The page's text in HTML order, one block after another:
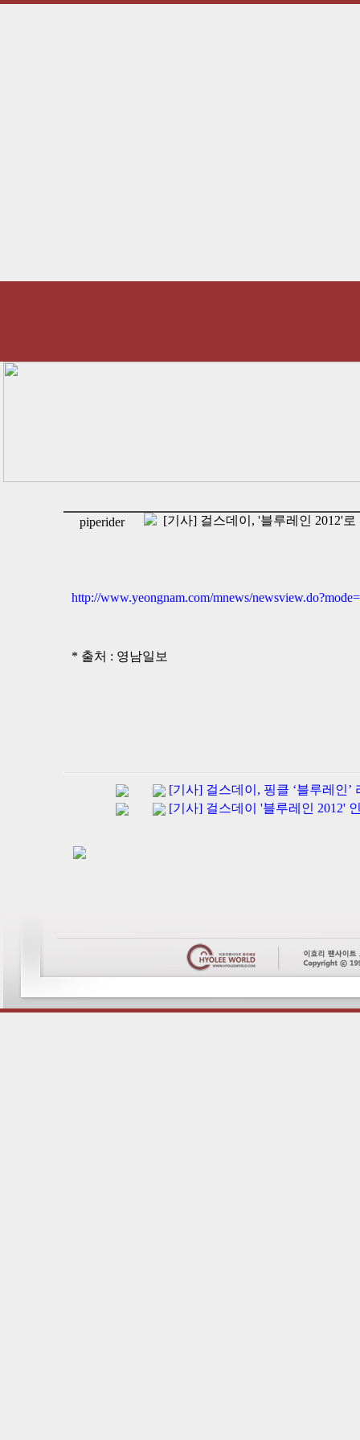
piperider [기사] 걸스데이, '블루레인 2012'로
http://www.yeongnam.com/mnews/
* 출처 : 영남일보
[기사] 걸스데이, 핑클 ‘블루레인’
[기사] 걸스데이 '블루레인 2012'